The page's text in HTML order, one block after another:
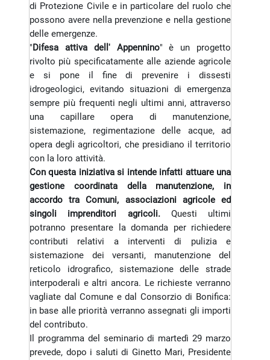
di Protezione Civile e in particolare del ruolo che
possono avere nella prevenzione e nella gestione
delle emergenze.
"Difesa attiva dell' Appennino" è un progetto
rivolto più specificatamente alle aziende agricole
e si pone il fine di prevenire i dissesti
idrogeologici, evitando situazioni di emergenza
sempre più frequenti negli ultimi anni, attraverso
una capillare opera di manutenzione,
sistemazione, regimentazione delle acque, ad
opera degli agricoltori, che presidiano il territorio
con la loro attività.
Con questa iniziativa si intende infatti attuare una
gestione coordinata della manutenzione, in
accordo tra Comuni, associazioni agricole ed
singoli imprenditori agricoli. Questi ultimi
potranno presentare la domanda per richiedere
contributi relativi a interventi di pulizia e
sistemazione dei versanti, manutenzione del
reticolo idrografico, sistemazione delle strade
interpoderali e altri ancora. Le richieste verranno
vagliate dal Comune e dal Consorzio di Bonifica:
in base alle priorità verranno assegnati gli importi
del contributo.
Il programma del seminario di martedì 29 marzo
prevede, dopo i saluti di Ginetto Mari, Presidente